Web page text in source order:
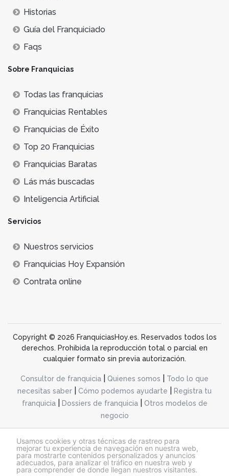
Usamos cookies y otras técnicas de rastreo para
mejorar tu experiencia de navegación en nuestra web,
para mostrarte contenidos personalizados y anuncios
adecuados, para analizar el tráfico en nuestra web y
para comprender de donde llegan nuestros visitantes.
Historias
Guía del Franquiciado
Faqs
Sobre Franquicias
Todas las franquicias
Franquicias Rentables
Franquicias de Éxito
Top 20 Franquicias
Franquicias Baratas
Lás más buscadas
Inteligencia Artificial
Servicios
Nuestros servicios
Franquicias Hoy Expansión
Contrata online
Copyright © 2026 FranquiciasHoy.es. Reservados todos los
derechos. Prohibida la reproducción total o parcial en
cualquier formato sin previa autorización.
Consultor de franquicia Quienes somos
Todo lo que
necesitas saber
Cómo podemos ayudarte
Registra tu
franquicia| Dossiers de franquicia|
Otros modelos de
negocio
@franquiciashoy.es |Aviso legal| Política de cookies|Política de privacidad